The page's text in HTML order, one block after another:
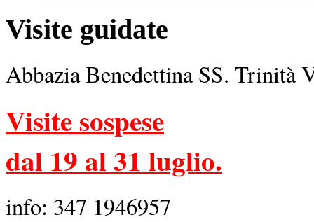
Visite guidate
Abbazia Benedettina SS. Trinità
Visite sospese
dal 19 al 31 luglio.
info: 347 1946957